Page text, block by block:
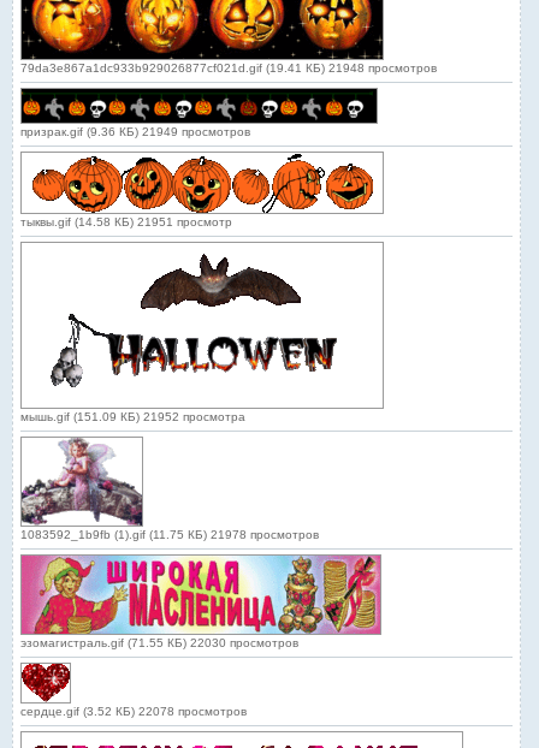
79da3e867a1dc933b929026877cf021d.gif (19.41 КБ) 21948 просмотров
призрак.gif (9.36 КБ) 21949 просмотров
тыквы.gif (14.58 КБ) 21951 просмотр
мышь.gif (151.09 КБ) 21952 просмотра
1083592_1b9fb (1).gif (11.75 КБ) 21978 просмотров
эзомагистраль.gif (71.55 КБ) 22030 просмотров
сердце.gif (3.52 КБ) 22078 просмотров